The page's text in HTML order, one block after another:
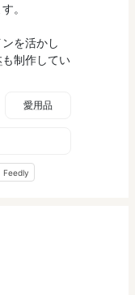
。
を活かし
も制作してい
愛用品
Feedly